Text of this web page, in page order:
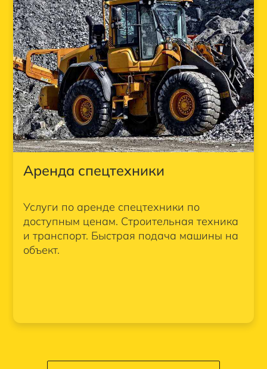
Аренда спецтехники
Услуги по аренде спецтехники по
доступным ценам. Строительная техника
и транспорт. Быстрая подача машины на
объект.